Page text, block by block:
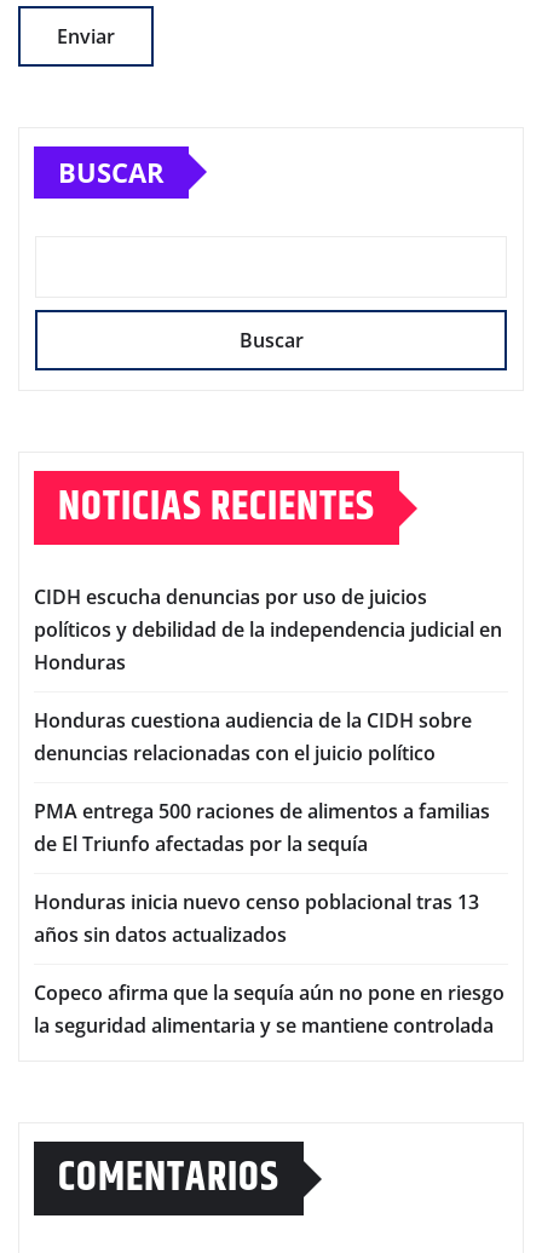
BUSCAR
Buscar
NOTICIAS RECIENTES
CIDH escucha denuncias por uso de juicios
políticos y debilidad de la independencia judicial en
Honduras
Honduras cuestiona audiencia de la CIDH sobre
denuncias relacionadas con el juicio político
PMA entrega 500 raciones de alimentos a familias
de El Triunfo afectadas por la sequía
Honduras inicia nuevo censo poblacional tras 13
años sin datos actualizados
Copeco afirma que la sequía aún no pone en riesgo
la seguridad alimentaria y se mantiene controlada
COMENTARIOS